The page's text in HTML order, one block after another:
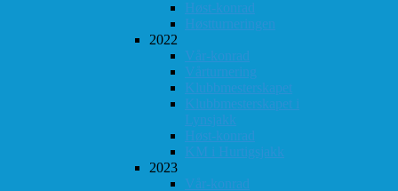
Høst-konrad
Høstturneringen
2022
Vår-konrad
Vårturnering
Klubbmesterskapet
Klubbmesterskapet i
Lynsjakk
Høst-konrad
KM i Hurtigsjakk
2023
Vår-konrad